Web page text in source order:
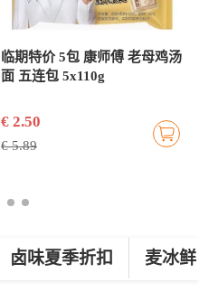
临期特价 5包 康师傅 老母鸡汤
面 五连包 5x110g
€ 2.50
€ 5.89
卤味夏季折扣 麦冰鲜